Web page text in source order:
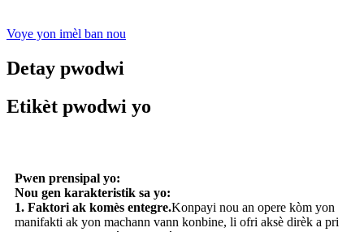
Voye yon imèl ban nou
Detay pwodwi
Etikèt pwodwi yo
Pwen prensipal yo:
Nou gen karakteristik sa yo:
1. Faktori ak komès entegre.Konpayi nou an opere kòm yon
manifakti ak yon machann vann konbine, li ofri aksè dirèk a pri